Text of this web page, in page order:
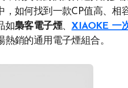
，如何找到一款CP值高、相
如梟客電子煙、XIAOKE 一
銷的通用電子煙組合。